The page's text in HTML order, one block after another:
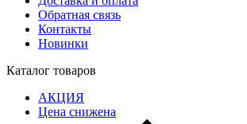
Обратная связь
Контакты
Новинки
Каталог товаров
АКЦИЯ
Цена снижена